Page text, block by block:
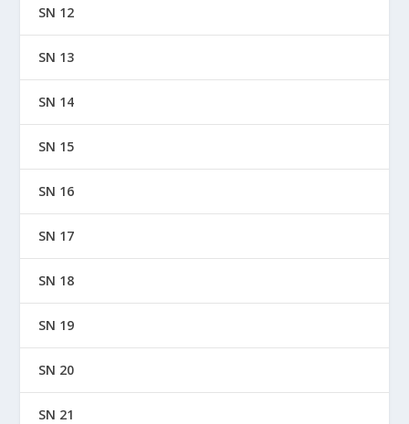
SN 12
SN 13
SN 14
SN 15
SN 16
SN 17
SN 18
SN 19
SN 20
SN 21